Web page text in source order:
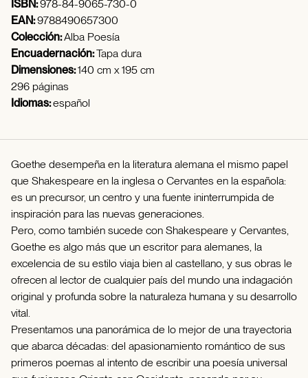
ISBN:978-84-9065-730-0
EAN:9788490657300
Colección:Alba Poesía
Encuadernación:Tapa dura
Dimensiones:140 cm x 195 cm
296 páginas
Idiomas:español
Goethe desempeña en la literatura alemana el mismo papel
que Shakespeare en la inglesa o Cervantes en la española:
es un precursor, un centro y una fuente ininterrumpida de
inspiración para las nuevas generaciones.
Pero, como también sucede con Shakespeare y Cervantes,
Goethe es algo más que un escritor para alemanes, la
excelencia de su estilo viaja bien al castellano, y sus obras le
ofrecen al lector de cualquier país del mundo una indagación
original y profunda sobre la naturaleza humana y su desarrollo
vital.
Presentamos una panorámica de lo mejor de una trayectoria
que abarca décadas: del apasionamiento romántico de sus
primeros poemas al intento de escribir una poesía universal